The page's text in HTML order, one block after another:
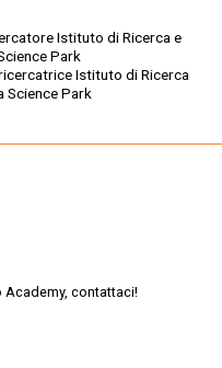
Istituto di Ricerca e
Park
Istituto di Ricerca
Science Park
contattaci!